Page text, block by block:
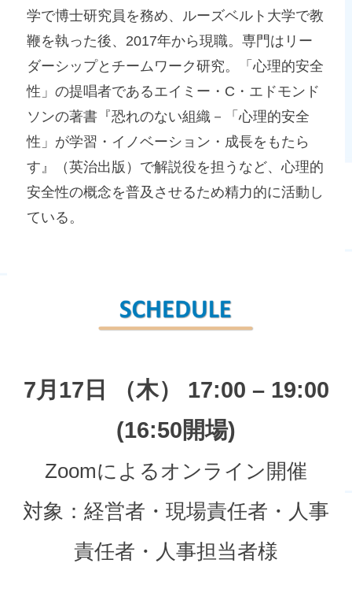
学で博士研究員を務め、ルーズベルト大学で教
鞭を執った後、2017年から現職。専門はリー
ダーシップとチームワーク研究。「心理的安全
性」の提唱者であるエイミー・C・エドモンド
ソンの著書『恐れのない組織－「心理的安全
性」が学習・イノベーション・成長をもたら
す』（英治出版）で解説役を担うなど、心理的
安全性の概念を普及させるため精力的に活動し
ている。
7月17日 （木） 17:00 – 19:00
(16:50開場)
Zoomによるオンライン開催
対象：経営者・現場責任者・人事
責任者・人事担当者様